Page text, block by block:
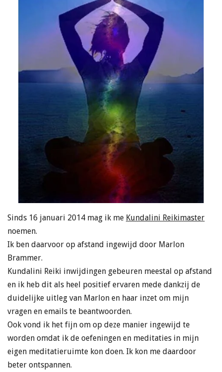
Sinds 16 januari 2014 mag ik me Kundalini Reikimaster
noemen.
Ik ben daarvoor op afstand ingewijd door Marlon
Brammer.
Kundalini Reiki inwijdingen gebeuren meestal op afstand
en ik heb dit als heel positief ervaren mede dankzij de
duidelijke uitleg van Marlon en haar inzet om mijn
vragen en emails te beantwoorden.
Ook vond ik het fijn om op deze manier ingewijd te
worden omdat ik de oefeningen en meditaties in mijn
eigen meditatieruimte kon doen. Ik kon me daardoor
beter ontspannen.